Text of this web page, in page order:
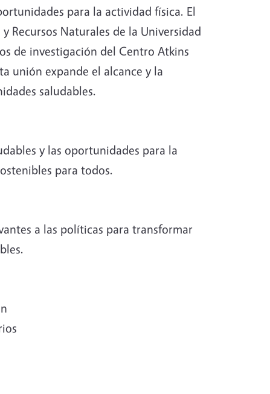
para la actividad física. El
Recursos Naturales de la Universidad
de investigación del Centro Atkins
unión expande el alcance y la
saludables.
y las oportunidades para la
para todos.
a las políticas para transformar